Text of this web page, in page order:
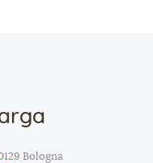
Bologna